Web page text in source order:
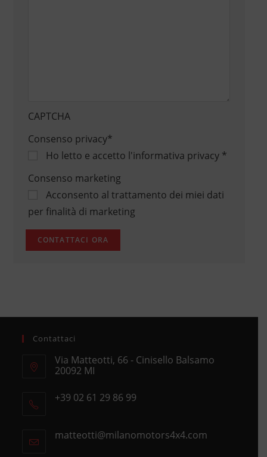
CAPTCHA
Consenso privacy*
Ho letto e accetto l'informativa privacy*
Consenso marketing
Acconsento al trattamento dei miei dati
per finalità di marketing
Contattaci
Via Matteotti, 66 - Cinisello Balsamo
20092 MI
in
+39 02 61 29 86 99
your
matteotti@milanomotors4x4.comOpens